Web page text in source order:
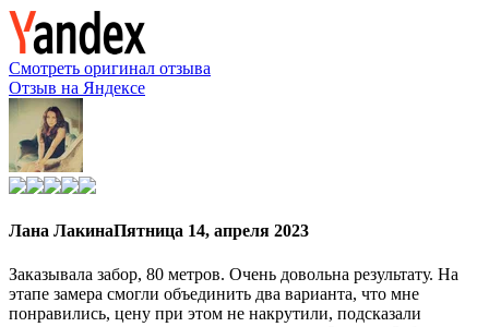
Смотреть оригинал отзыва
Отзыв на Яндексе
Лана ЛакинаПятница 14, апреля 2023
Заказывала забор, 80 метров. Очень довольна результату. На
этапе замера смогли объединить два варианта, что мне
понравились, цену при этом не накрутили, подсказали